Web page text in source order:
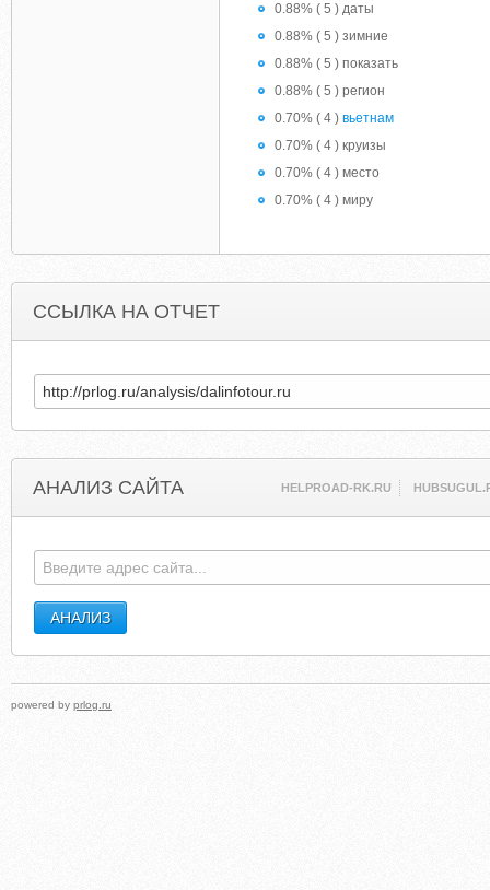
0.88% ( 5 ) даты
0.88% ( 5 ) зимние
0.88% ( 5 ) показать
0.88% ( 5 ) регион
0.70% ( 4 ) вьетнам
0.70% ( 4 ) круизы
0.70% ( 4 ) место
0.70% ( 4 ) миру
ССЫЛКА НА ОТЧЕТ
АНАЛИЗ САЙТА HELPROAD-RK.RU
powered by prlog.ru